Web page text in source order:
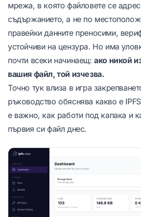
мрежа, в която файловете се
съдържанието, а не по
правейки данните преносими,
устойчиви на цензура. Но има
почти всеки начинаещ:ако никой
вашия файл, той изчезва.
Точно тук влиза в игра
ръководство обяснява какво е
е важно, как работи под капака и
първия си файл днес.